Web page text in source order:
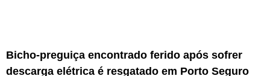
Bicho-preguiça encontrado ferido após sofrer
descarga elétrica é resgatado em Porto Seguro